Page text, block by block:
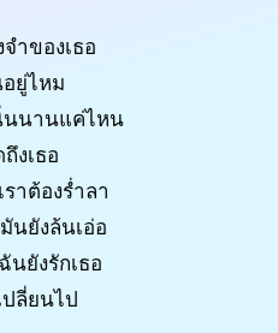
ำของเธอ
ยู่ไหม
นนานแค่ไหน
งเธอ
าต้องร่ำลา
นยังล้นเอ่อ
นยังรักเธอ
ปลี่ยนไป